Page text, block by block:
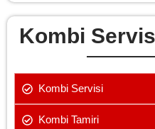
Kombi
Kombi Servisi
Kombi Tamiri